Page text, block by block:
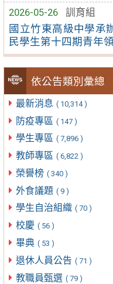
2026-05-26
訓育組
國立竹東高級中學承
民學生第十四期青年
依公告類別彙總
最新消息 ( 10,314 )
防疫專區 ( 147 )
學生專區 ( 7,896 )
教師專區 ( 6,822 )
榮譽榜 ( 340 )
外食議題 ( 9 )
學生自治組織 ( 70 )
校慶 ( 56 )
畢典 ( 53 )
退休人員公告 ( 71 )
教職員甄選 ( 79 )